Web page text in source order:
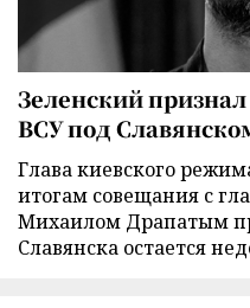
Зеленский
ВСУ под
Глава киевского
итогам совещания с
Михаилом Драпатым
Славянска остается